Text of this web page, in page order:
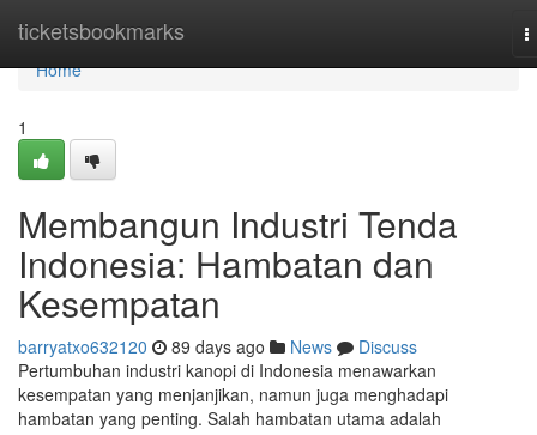
ticketsbookmarks
Home
Home
1
Membangun Industri Tenda
Indonesia: Hambatan dan
Kesempatan
barryatxo632120 89 days ago News
Discuss
Pertumbuhan industri kanopi di Indonesia menawarkan
kesempatan yang menjanjikan, namun juga menghadapi
hambatan yang penting. Salah hambatan utama adalah